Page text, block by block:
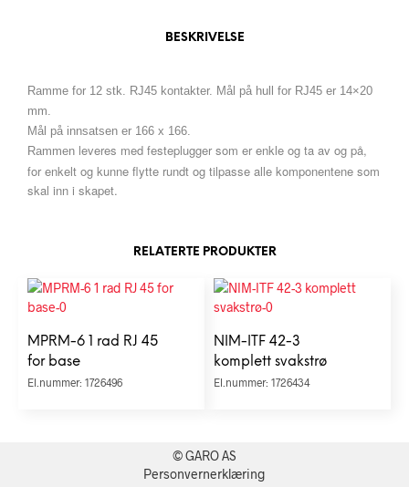
BESKRIVELSE
Ramme for 12 stk. RJ45 kontakter. Mål på hull for RJ45 er 14×20
mm.
Mål på innsatsen er 166 x 166.
Rammen leveres med festeplugger som er enkle og ta av og på,
for enkelt og kunne flytte rundt og tilpasse alle komponentene som
skal inn i skapet.
RELATERTE PRODUKTER
MPRM-6 1 rad RJ 45
for base
El.nummer: 1726496
NIM-ITF 42-3
komplett svakstrø
El.nummer: 1726434
© GARO AS
Personvernerklæring